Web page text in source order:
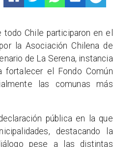
Chile participaron en el
la Asociación Chilena de
de La Serena, instancia
fortalecer el Fondo Común
las comunas más
pública en la que
destacando la
pese a las distintas